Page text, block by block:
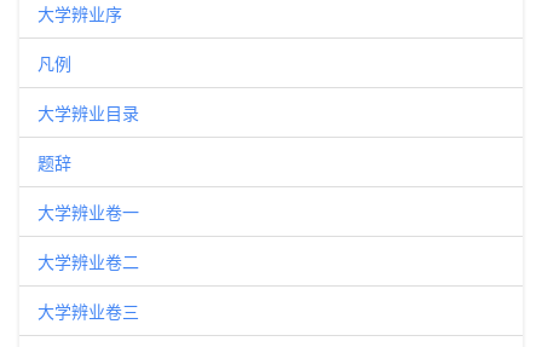
大学辨业序
凡例
大学辨业目录
题辞
大学辨业卷一
大学辨业卷二
大学辨业卷三